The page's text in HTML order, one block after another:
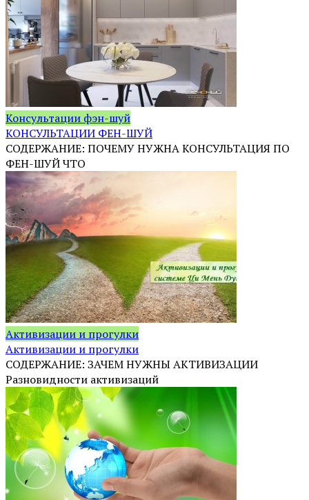
Консультации фэн-шуй
КОНСУЛЬТАЦИИ ФЕН-ШУЙ
СОДЕРЖАНИЕ: ПОЧЕМУ НУЖНА КОНСУЛЬТАЦИЯ ПО
ФЕН-ШУЙ ЧТО
Активизации и прогулки
Активизации и прогулки
СОДЕРЖАНИЕ: ЗАЧЕМ НУЖНЫ АКТИВИЗАЦИИ
Разновидности активизаций